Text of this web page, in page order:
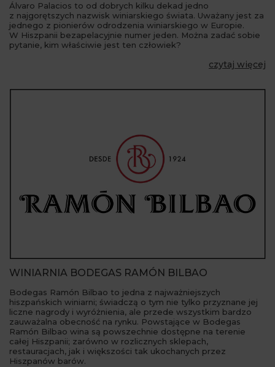
Álvaro Palacios to od dobrych kilku dekad jedno
z najgorętszych nazwisk winiarskiego świata. Uważany jest za
jednego z pionierów odrodzenia winiarskiego w Europie.
W Hiszpanii bezapelacyjnie numer jeden. Można zadać sobie
pytanie, kim właściwie jest ten człowiek?
czytaj więcej
WINIARNIA BODEGAS RAMÓN BILBAO
Bodegas Ramón Bilbao to jedna z najważniejszych
hiszpańskich winiarni; świadczą o tym nie tylko przyznane jej
liczne nagrody i wyróżnienia, ale przede wszystkim bardzo
zauważalna obecność na rynku. Powstające w Bodegas
Ramón Bilbao wina są powszechnie dostępne na terenie
całej Hiszpanii; zarówno w rozlicznych sklepach,
restauracjach, jak i większości tak ukochanych przez
Hiszpanów barów.